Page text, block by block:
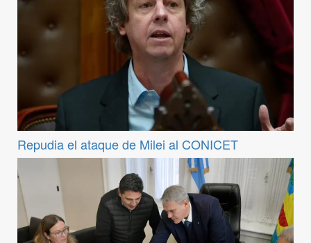
Repudia el ataque de Milei al CONICET